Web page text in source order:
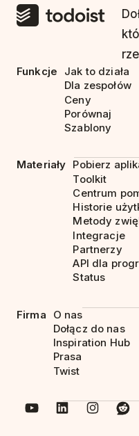
Funkcje
Jak to działa
Dla zespołów
Ceny
Porównaj
Szablony
Materiały Pobierz
Toolkit
Centrum
Historie
Metody
Integracje
Partnerzy
API dla
Status
Firma
O nas
Dołącz do nas
Inspiration Hub
Prasa
Twist